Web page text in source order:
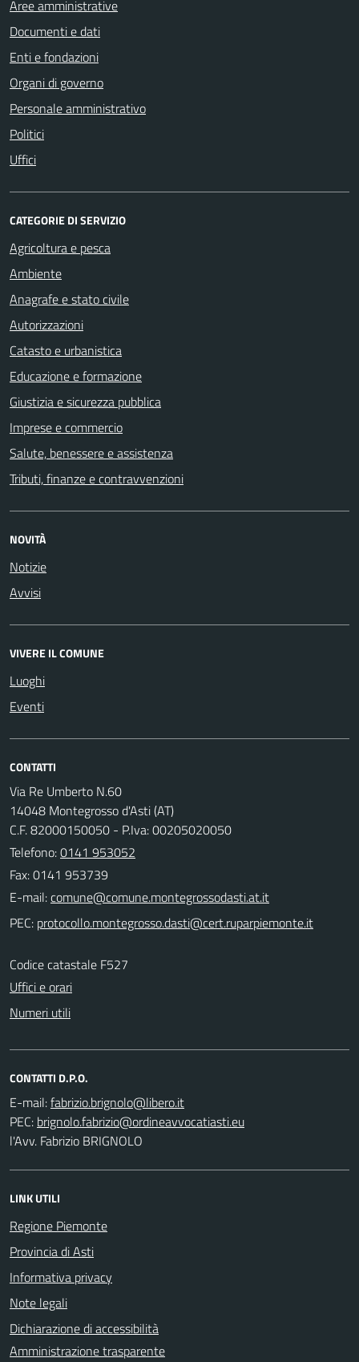
Aree amministrative
Documenti e dati
Enti e fondazioni
Organi di governo
Personale amministrativo
Politici
Uffici
CATEGORIE DI SERVIZIO
Agricoltura e pesca
Ambiente
Anagrafe e stato civile
Autorizzazioni
Catasto e urbanistica
Educazione e formazione
Giustizia e sicurezza pubblica
Imprese e commercio
Salute, benessere e assistenza
Tributi, finanze e contravvenzioni
NOVITÀ
Notizie
Avvisi
VIVERE IL COMUNE
Luoghi
Eventi
CONTATTI
Via Re Umberto N.60
14048 Montegrosso d'Asti (AT)
C.F. 82000150050 - P.Iva: 00205020050
Telefono:0141 953052
Fax: 0141 953739
E-mail:
PEC:
Codice catastale F527
Uffici e orari
Numeri utili
CONTATTI D.P.O.
E-mail:
PEC:
l'Avv. Fabrizio BRIGNOLO
LINK UTILI
Regione Piemonte
Provincia di Asti
Informativa privacy
Note legali
Dichiarazione di accessibilità
Amministrazione trasparente